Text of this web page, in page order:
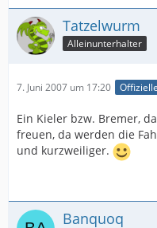
Tatzelwurm
Alleinunterhalter
7. Juni 2007 um 17:20
Ein Kieler bzw. Bremer,
freuen, da werden die
und kurzweiliger.
Banquoq